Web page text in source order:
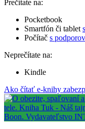
Prečítate na:
Pocketbook
Smartfón či tablet
Počítač s
Neprečítate na:
Kindle
Ako čítať e-knihy